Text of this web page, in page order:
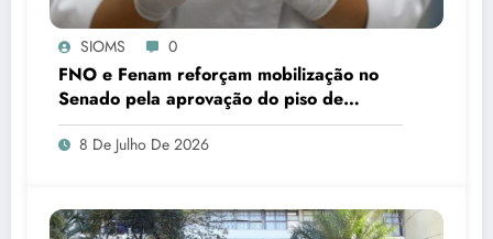
SIOMS 0
FNO e Fenam reforçam mobilização no
Senado pela aprovação do piso de
cirurgiões-dentistas e médicos
8 De Julho De 2026